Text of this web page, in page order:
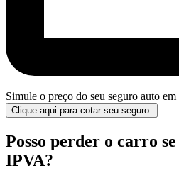
Simule o preço do seu seguro auto
Clique aqui para cotar seu seguro.
Posso perder o carro
IPVA?